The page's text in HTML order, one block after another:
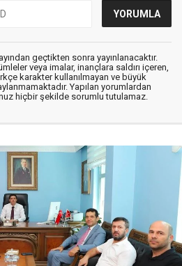
geçtikten sonra yayınlanacaktır.
veya imalar, inançlara saldırı içeren,
karakter kullanılmayan ve büyük
Yapılan yorumlardan
hiçbir şekilde sorumlu tutulamaz.